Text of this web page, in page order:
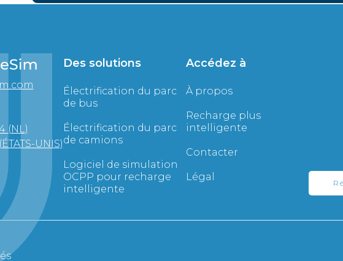
(NL)
UNIS)
Des solutions
Électrification du parc
de bus
Électrification du parc
de camions
Logiciel de simulation
OCPP pour recharge
intelligente
Accédez à
À propos
Recharge plus
intelligente
Contacter
Légal